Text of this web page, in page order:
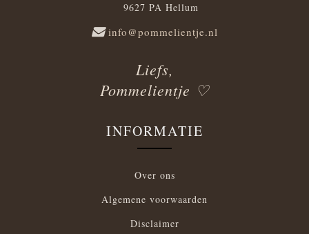
9627 PA Hellum
info@pommelientje.nl
Liefs,
Pommelientje ♡
INFORMATIE
Over ons
Algemene voorwaarden
Disclaimer